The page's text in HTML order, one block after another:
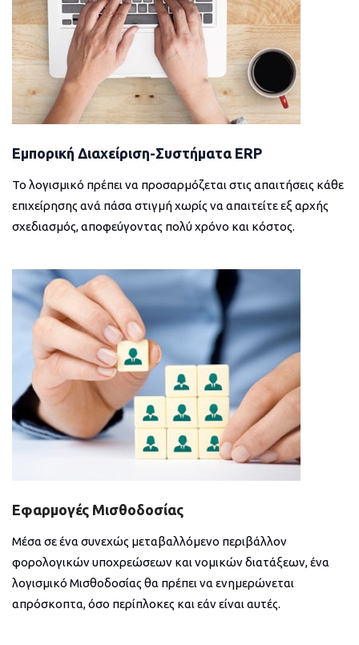
Εμπορική Διαχείριση-Συστήματα ERP
Το λογισμικό πρέπει να προσαρμόζεται στις απαιτήσεις κάθε
επιχείρησης ανά πάσα στιγμή χωρίς να απαιτείτε εξ αρχής
σχεδιασμός, αποφεύγοντας πολύ χρόνο και κόστος.
Εφαρμογές Μισθοδοσίας
Μέσα σε ένα συνεχώς μεταβαλλόμενο περιβάλλον
φορολογικών υποχρεώσεων και νομικών διατάξεων, ένα
λογισμικό Μισθοδοσίας θα πρέπει να ενημερώνεται
απρόσκοπτα, όσο περίπλοκες και εάν είναι αυτές.